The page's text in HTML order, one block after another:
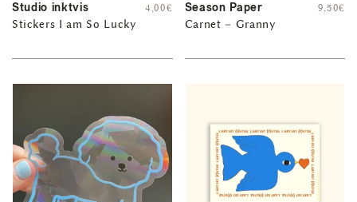
Studio inktvis
Stickers I am So Lucky
4,00€ Season Paper
Carnet – Granny
9,50€